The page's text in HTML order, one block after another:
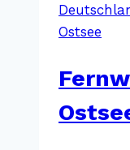
Ostsee